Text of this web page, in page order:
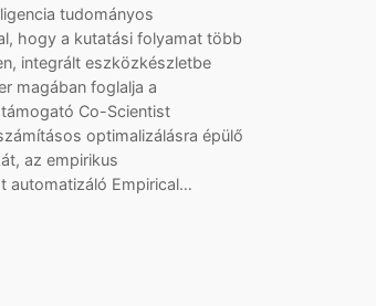
tudományos
hogy a kutatási folyamat több
integrált eszközkészletbe
magában foglalja a
Co-Scientist
optimalizálásra épülő
az empirikus
automatizáló Empirical…